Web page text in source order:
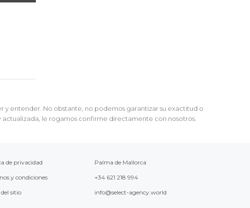
y entender. No obstante, no podemos garantizar su exactitud o
le rogamos confirme directamente con nosotros.
de privacidad
y condiciones
sitio
Palma de Mallorca
+34 621 218 994
info@select-agency.world